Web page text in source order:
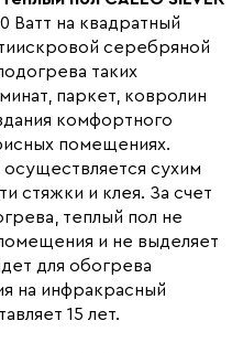
1500
Под линолеум / ковролин,
Сухой монтаж
500
0,34
м
Ватт на квадратный
серебряной
таких
паркет, ковролин
комфортного
помещениях.
сухим
стяжки и клея. За счет
теплый пол не
и не выделяет
для обогрева
на инфракрасный
15 лет.